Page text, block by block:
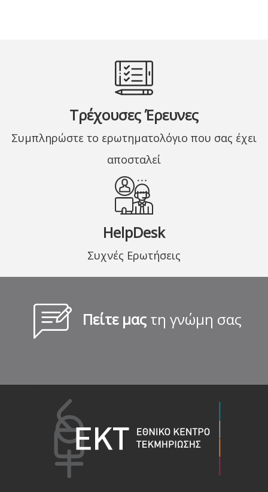
Τρέχουσες Έρευνες
Συμπληρώστε το ερωτηματολόγιο που σας έχει
αποσταλεί
HelpDesk
Συχνές Ερωτήσεις
Πείτε μας τη γνώμη σας